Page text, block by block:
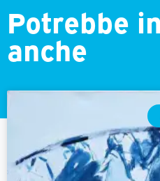
Potrebbe
anche